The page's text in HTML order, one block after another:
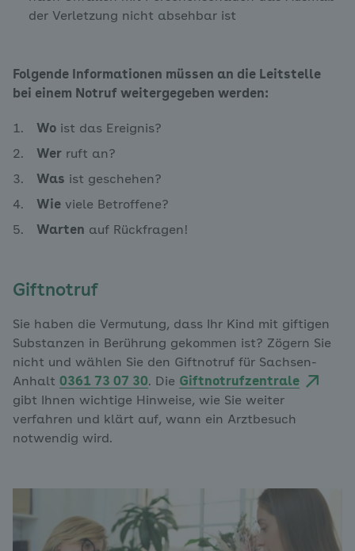
der Verletzung nicht absehbar ist
Folgende Informationen müssen an die Leitstelle
bei einem Notruf weitergegeben werden:
Wo ist das Ereignis?
Wer ruft an?
Was ist geschehen?
Wie viele Betroffene?
Warten auf Rückfragen!
Giftnotruf
Sie haben die Vermutung, dass Ihr Kind mit giftigen
Substanzen in Berührung gekommen ist? Zögern Sie
nicht und wählen Sie den Giftnotruf für Sachsen-
Anhalt 0361 73 07 30. Die Giftnotrufzentrale
gibt Ihnen wichtige Hinweise, wie Sie weiter
verfahren und klärt auf, wann ein Arztbesuch
notwendig wird.